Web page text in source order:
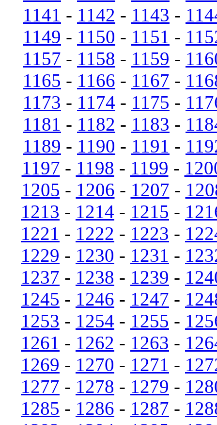
1141 - 1142 - 1143 -
1149 - 1150 - 1151 -
1157 - 1158 - 1159 -
1165 - 1166 - 1167 -
1173 - 1174 - 1175 -
1181 - 1182 - 1183 -
1189 - 1190 - 1191 -
1197 - 1198 - 1199 -
1205 - 1206 - 1207 -
1213 - 1214 - 1215 -
1221 - 1222 - 1223 -
1229 - 1230 - 1231 -
1237 - 1238 - 1239 -
1245 - 1246 - 1247 -
1253 - 1254 - 1255 -
1261 - 1262 - 1263 -
1269 - 1270 - 1271 -
1277 - 1278 - 1279 -
1285 - 1286 - 1287 -